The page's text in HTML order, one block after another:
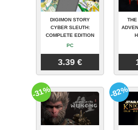
DIGIMON STORY
CYBER SLEUTH:
COMPLETE EDITION
PC
3.39 €
THE
-31% -82%